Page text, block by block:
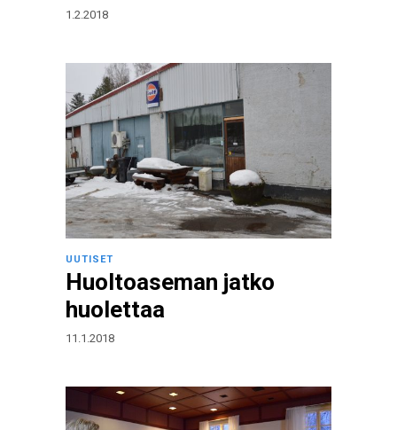
1.2.2018
UUTISET
Huoltoaseman jatko
huolettaa
11.1.2018